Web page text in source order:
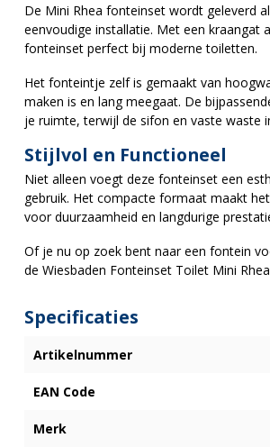
De Mini Rhea fonteinset wordt geleverd
eenvoudige installatie. Met een kraangat
fonteinset perfect bij moderne toiletten.
Het fonteintje zelf is gemaakt van
maken is en lang meegaat. De
je ruimte, terwijl de sifon en vaste waste
Stijlvol en Functioneel
Niet alleen voegt deze fonteinset een
gebruik. Het compacte formaat maakt
voor duurzaamheid en langdurige
Of je nu op zoek bent naar een fontein
de Wiesbaden Fonteinset Toilet Mini
Specificaties
Artikelnummer
EAN Code
Merk